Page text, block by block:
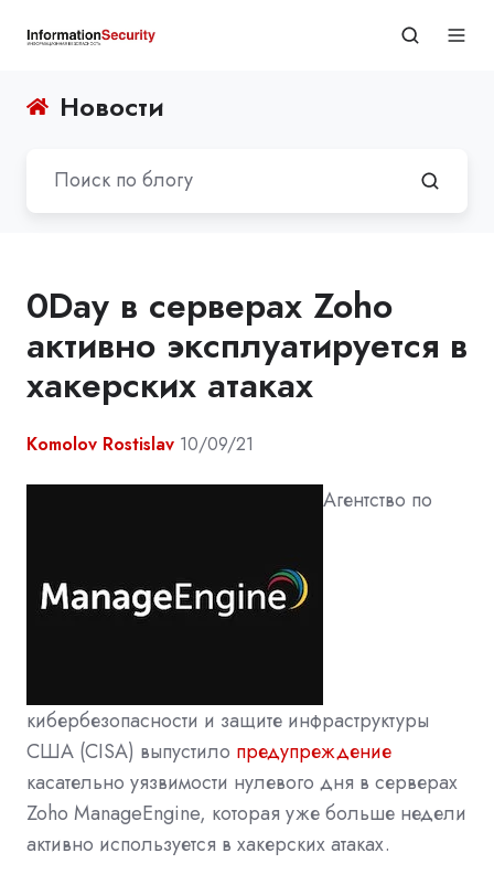
Новости
0Day в серверах Zoho
активно эксплуатируется в
хакерских атаках
Komolov Rostislav 10/09/21
Агентство по
кибербезопасности и защите инфраструктуры
США (CISA) выпустило предупреждение
касательно уязвимости нулевого дня в серверах
Zoho ManageEngine, которая уже больше недели
активно используется в хакерских атаках.